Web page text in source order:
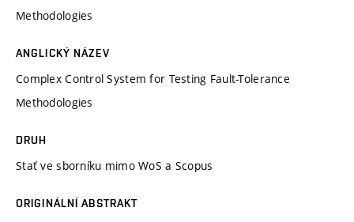
Methodologies
ANGLICKÝ NÁZEV
Complex Control System for Testing Fault-Tolerance
Methodologies
DRUH
Stať ve sborníku mimo WoS a Scopus
ORIGINÁLNÍ ABSTRAKT